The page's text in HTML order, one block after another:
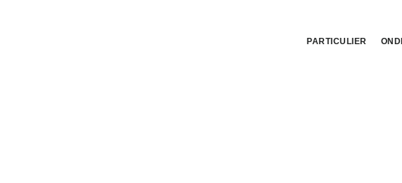
PARTICULIER